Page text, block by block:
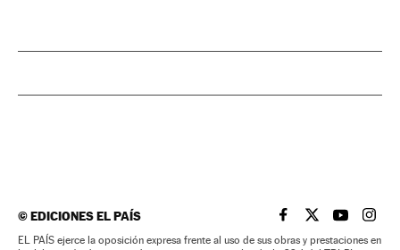
©EDICIONES EL PAÍS EL PAÍS BRASIL EN
EL PAÍSEL PAÍS
EL
EL PAÍS ejerce la oposición expresa frente al uso de sus obras y prestaciones en